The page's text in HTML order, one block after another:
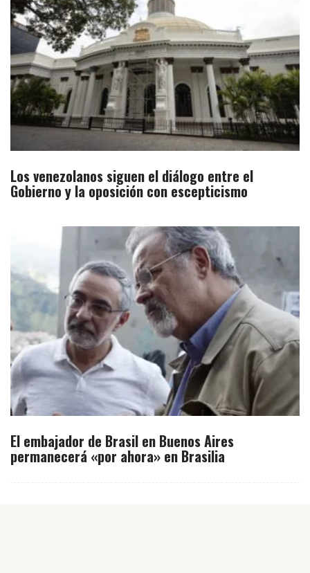
Los venezolanos siguen el diálogo entre el
Gobierno y la oposición con escepticismo
El embajador de Brasil en Buenos Aires
permanecerá «por ahora» en Brasilia